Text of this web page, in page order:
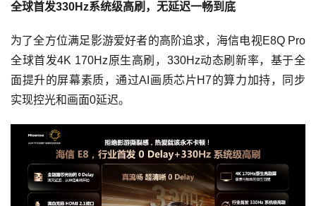
全球首发330Hz系统级高刷，无延迟一畅到底
为了全方位满足影游爱好者的高阶追求，海信电视E8Q Pro
全球首发4K 170Hz原生高刷，330Hz动态刷新率，基于全
面提升的屏幕素质，通过AI画质芯片H7的算力加持，同步
实现控光和画面0延迟。